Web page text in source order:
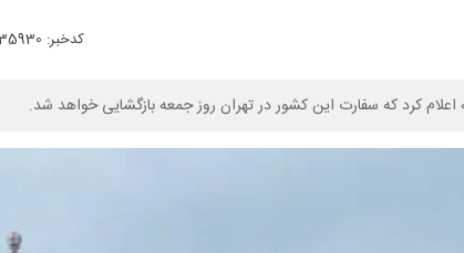
کدخبر: 635930
اعلام کرد که سفارت این کشور در تهران روز جمعه بازگشایی خواهد شد.